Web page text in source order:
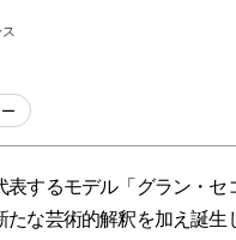
表するモデル「グラン・セ
たな芸術的解釈を加え誕生